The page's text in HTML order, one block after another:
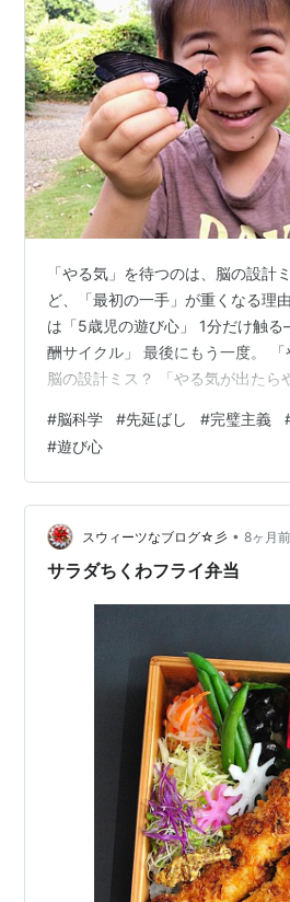
「やる気」を待つのは、脳の設計
ど、「最初の一手」が重くなる理
は「5歳児の遊び心」 1分だけ触
酬サイクル」 最後にもう一度。 「
脳の設計ミス？ 「やる気が出たら
少し見え方が変わりました。やる
はなく、脳の仕様として自然なこ
れはとても便利な「始めない理
んなふうに思うようになったので
一郎さんは、プレジデントオンラ
くほどシンプルにこう言い切りま
#脳科学 #先延ばし #完璧主義
#遊び心
スウィーツなブログ☆彡 • 8ヶ月前
サラダちくわフライ弁当